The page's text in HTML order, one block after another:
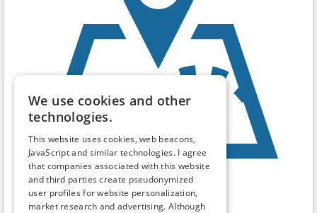
WC (Kolpinghaus) Kolpingstr. Neckarsulm
We use cookies and other
technologies.
This website uses cookies, web beacons,
JavaScript and similar technologies. I agree
that companies associated with this website
and third parties create pseudonymized
user profiles for website personalization,
market research and advertising. Although